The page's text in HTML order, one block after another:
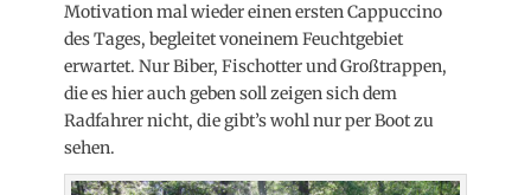
Motivation mal wieder einen ersten Cappuccino
des Tages, begleitet voneinem Feuchtgebiet
erwartet. Nur Biber, Fischotter und Großtrappen,
die es hier auch geben soll zeigen sich dem
Radfahrer nicht, die gibt’s wohl nur per Boot zu
sehen.